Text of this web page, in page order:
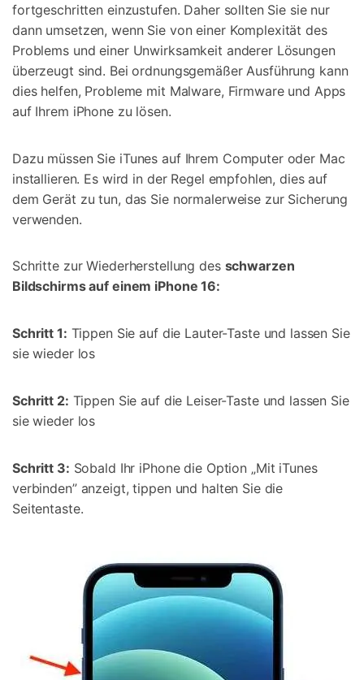
fortgeschritten einzustufen. Daher sollten Sie sie nur
dann umsetzen, wenn Sie von einer Komplexität des
Problems und einer Unwirksamkeit anderer Lösungen
überzeugt sind. Bei ordnungsgemäßer Ausführung kann
dies helfen, Probleme mit Malware, Firmware und Apps
auf Ihrem iPhone zu lösen.
Dazu müssen Sie iTunes auf Ihrem Computer oder Mac
installieren. Es wird in der Regel empfohlen, dies auf
dem Gerät zu tun, das Sie normalerweise zur Sicherung
verwenden.
Schritte zur Wiederherstellung des schwarzen
Bildschirms auf einem iPhone 16:
Schritt 1: Tippen Sie auf die Lauter-Taste und lassen Sie
sie wieder los
Schritt 2: Tippen Sie auf die Leiser-Taste und lassen Sie
sie wieder los
Schritt 3: Sobald Ihr iPhone die Option „Mit iTunes
verbinden” anzeigt, tippen und halten Sie die
Seitentaste.